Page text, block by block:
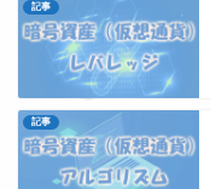
記事
記事